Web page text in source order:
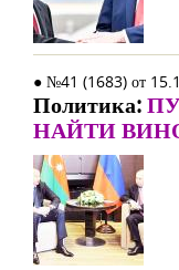
● №41 (1683) от
Политика:
НАЙТИ